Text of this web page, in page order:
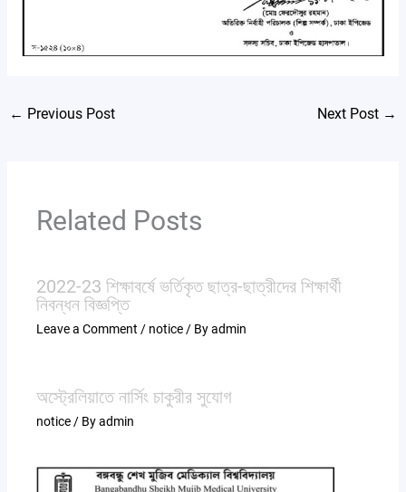
← Previous Post Next Post →
Related Posts
2022-23 শিক্ষাবর্ষে ভর্তিকৃত ছাত্র-ছাত্রীদের শিক্ষার্থী
নিবন্ধন বিজ্ঞপ্তি
Leave a Comment / notice / Byadmin
অস্ট্রেলিয়াতে নার্সিং চাকুরীর সুযোগ
notice / Byadmin